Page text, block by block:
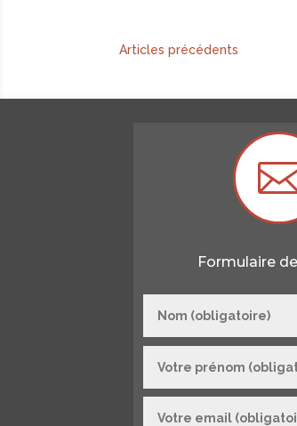
Formulaire